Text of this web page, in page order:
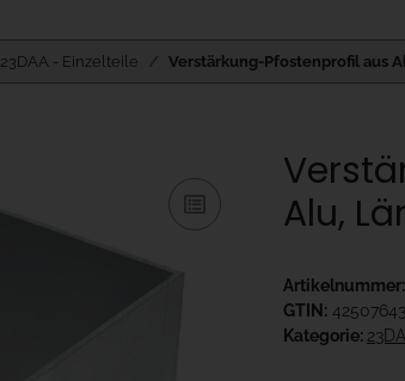
23DAA - Einzelteile Verstärkung-Pfostenprofil aus
Alu,
Artikelnummer:
GTIN:
Kategorie: